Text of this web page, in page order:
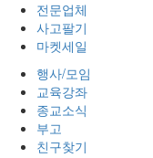
전문업체
사고팔기
마켓세일
행사/모임
교육강좌
종교소식
부고
친구찾기